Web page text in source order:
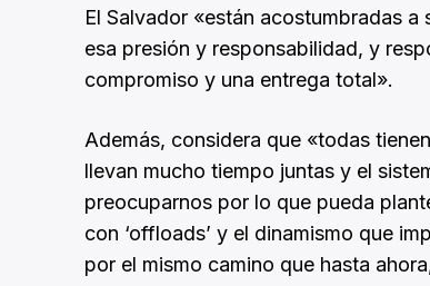
El Salvador «están acostumbradas
esa presión y responsabilidad, y
compromiso y una entrega total».
Además, considera que «todas
llevan mucho tiempo juntas y el
preocuparnos por lo que pueda
con ‘offloads’ y el dinamismo que
por el mismo camino que hasta